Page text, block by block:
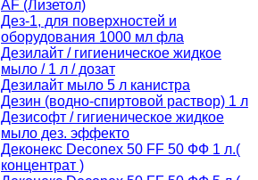
AF (Лизетол)
Дез-1, для поверхностей и
оборудования 1000 мл фла
Дезилайт / гигиеническое жидкое
мыло / 1 л / дозат
Дезилайт мыло 5 л канистра
Дезин (водно-спиртовой раствор) 1 л
Дезисофт / гигиеническое жидкое
мыло дез. эффекто
Деконекс Deconex 50 FF 50 ФФ 1 л.(
концентрат )